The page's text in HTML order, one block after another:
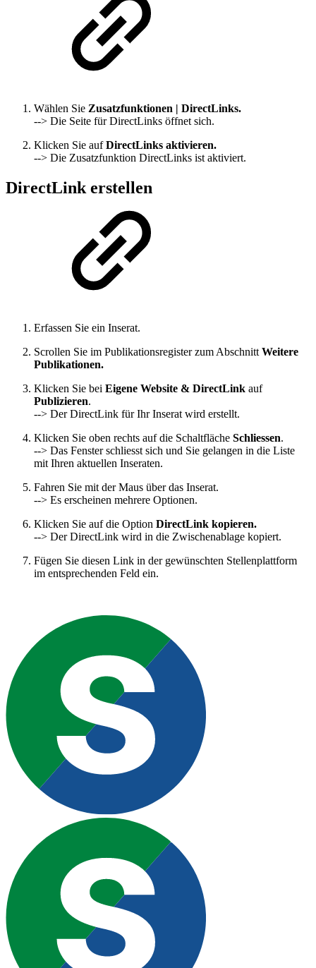
Wählen Sie Zusatzfunktionen | DirectLinks.
--> Die Seite für DirectLinks öffnet sich.
Klicken Sie aufDirectLinks aktivieren.
--> Die Zusatzfunktion DirectLinks ist aktiviert.
DirectLink erstellen
Erfassen Sie ein Inserat.
Scrollen Sie im Publikationsregister zum Abschnitt Weitere
Publikationen.
Klicken Sie bei Eigene Website & DirectLink auf
Publizieren.
--> Der DirectLink für Ihr Inserat wird erstellt.
Klicken Sie oben rechts auf die Schaltfläche Schliessen.
--> Das Fenster schliesst sich und Sie gelangen in die Liste
mit Ihren aktuellen Inseraten.
Fahren Sie mit der Maus über das Inserat.
--> Es erscheinen mehrere Optionen.
Klicken Sie auf die Option DirectLink kopieren.
--> Der DirectLink wird in die Zwischenablage kopiert.
Fügen Sie diesen Link in der gewünschten Stellenplattform
im entsprechenden Feld ein.